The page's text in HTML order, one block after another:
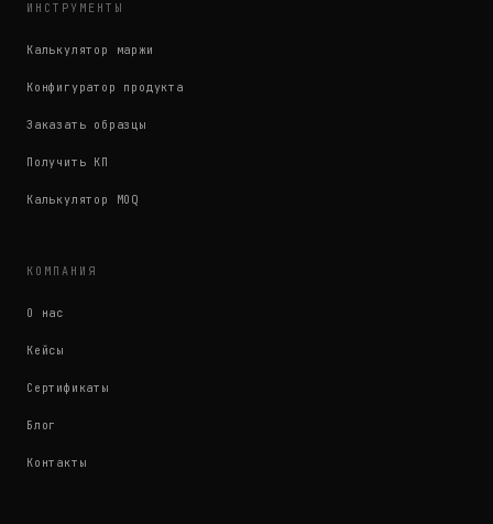
ИНСТРУМЕНТЫ
Калькулятор маржи
Конфигуратор продукта
Заказать образцы
Получить КП
Калькулятор MOQ
КОМПАНИЯ
О нас
Кейсы
Сертификаты
Блог
Контакты